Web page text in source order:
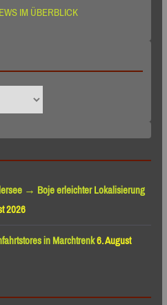
IM ÜBERBLICK
→ Boje erleichter Lokalisierung
2026
in Marchtrenk6. August